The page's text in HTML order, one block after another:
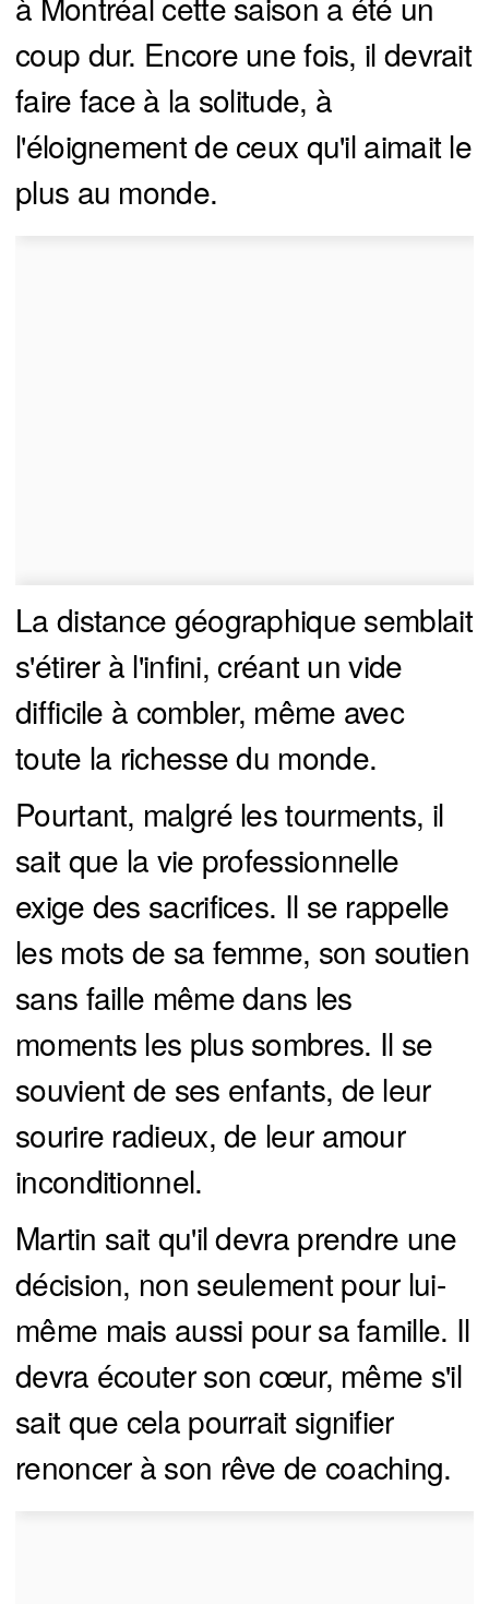
coup dur. Encore une fois, il devrait
faire face à la solitude, à
l'éloignement de ceux qu'il aimait le
plus au monde.
La distance géographique semblait
s'étirer à l'infini, créant un vide
difficile à combler, même avec
toute la richesse du monde.
Pourtant, malgré les tourments, il
sait que la vie professionnelle
exige des sacrifices. Il se rappelle
les mots de sa femme, son soutien
sans faille même dans les
moments les plus sombres. Il se
souvient de ses enfants, de leur
sourire radieux, de leur amour
inconditionnel.
Martin sait qu'il devra prendre une
décision, non seulement pour lui-
même mais aussi pour sa famille. Il
devra écouter son cœur, même s'il
sait que cela pourrait signifier
renoncer à son rêve de coaching.